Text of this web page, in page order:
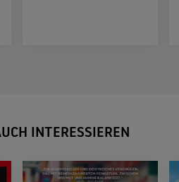
INTERESSIEREN